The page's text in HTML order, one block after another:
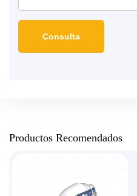
Productos Recomendados